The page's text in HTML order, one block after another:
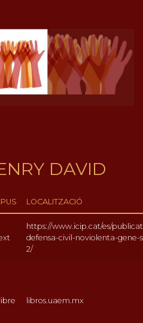
DAVID
LOCALITZACIÓ
https://www.icip.cat/es/
defensa-civil-noviolenta-gene-
2/
libros.uaem.mx